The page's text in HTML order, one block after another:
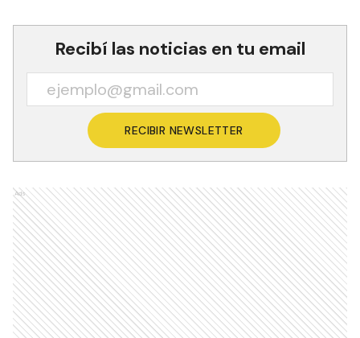
Recibí las noticias en tu email
RECIBIR NEWSLETTER
Ads